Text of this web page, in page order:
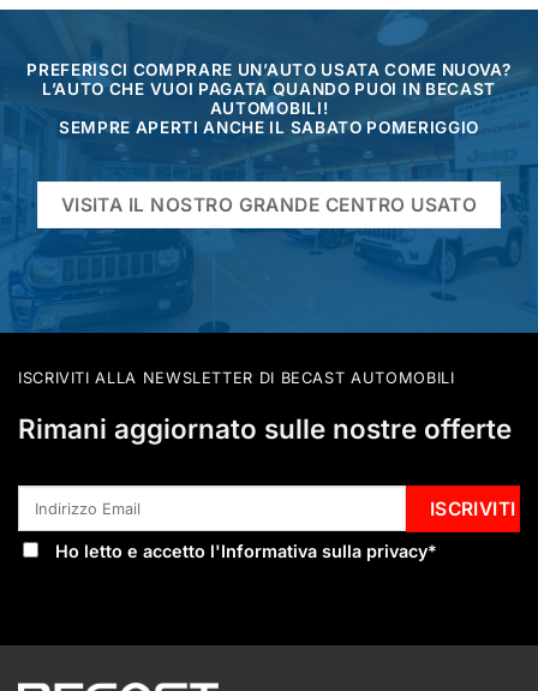
PREFERISCI COMPRARE UN’AUTO USATA COME NUOVA?
L’AUTO CHE VUOI PAGATA QUANDO PUOI IN BECAST
AUTOMOBILI!
SEMPRE APERTI ANCHE IL SABATO POMERIGGIO
VISITA IL NOSTRO GRANDE CENTRO USATO
ISCRIVITI ALLA NEWSLETTER DI BECAST AUTOMOBILI
Rimani aggiornato sulle nostre offerte
Ho letto e accetto l'Informativa sulla privacy*